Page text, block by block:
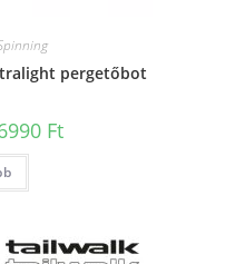
pergetőbot
Ft.
FtCurrent
price